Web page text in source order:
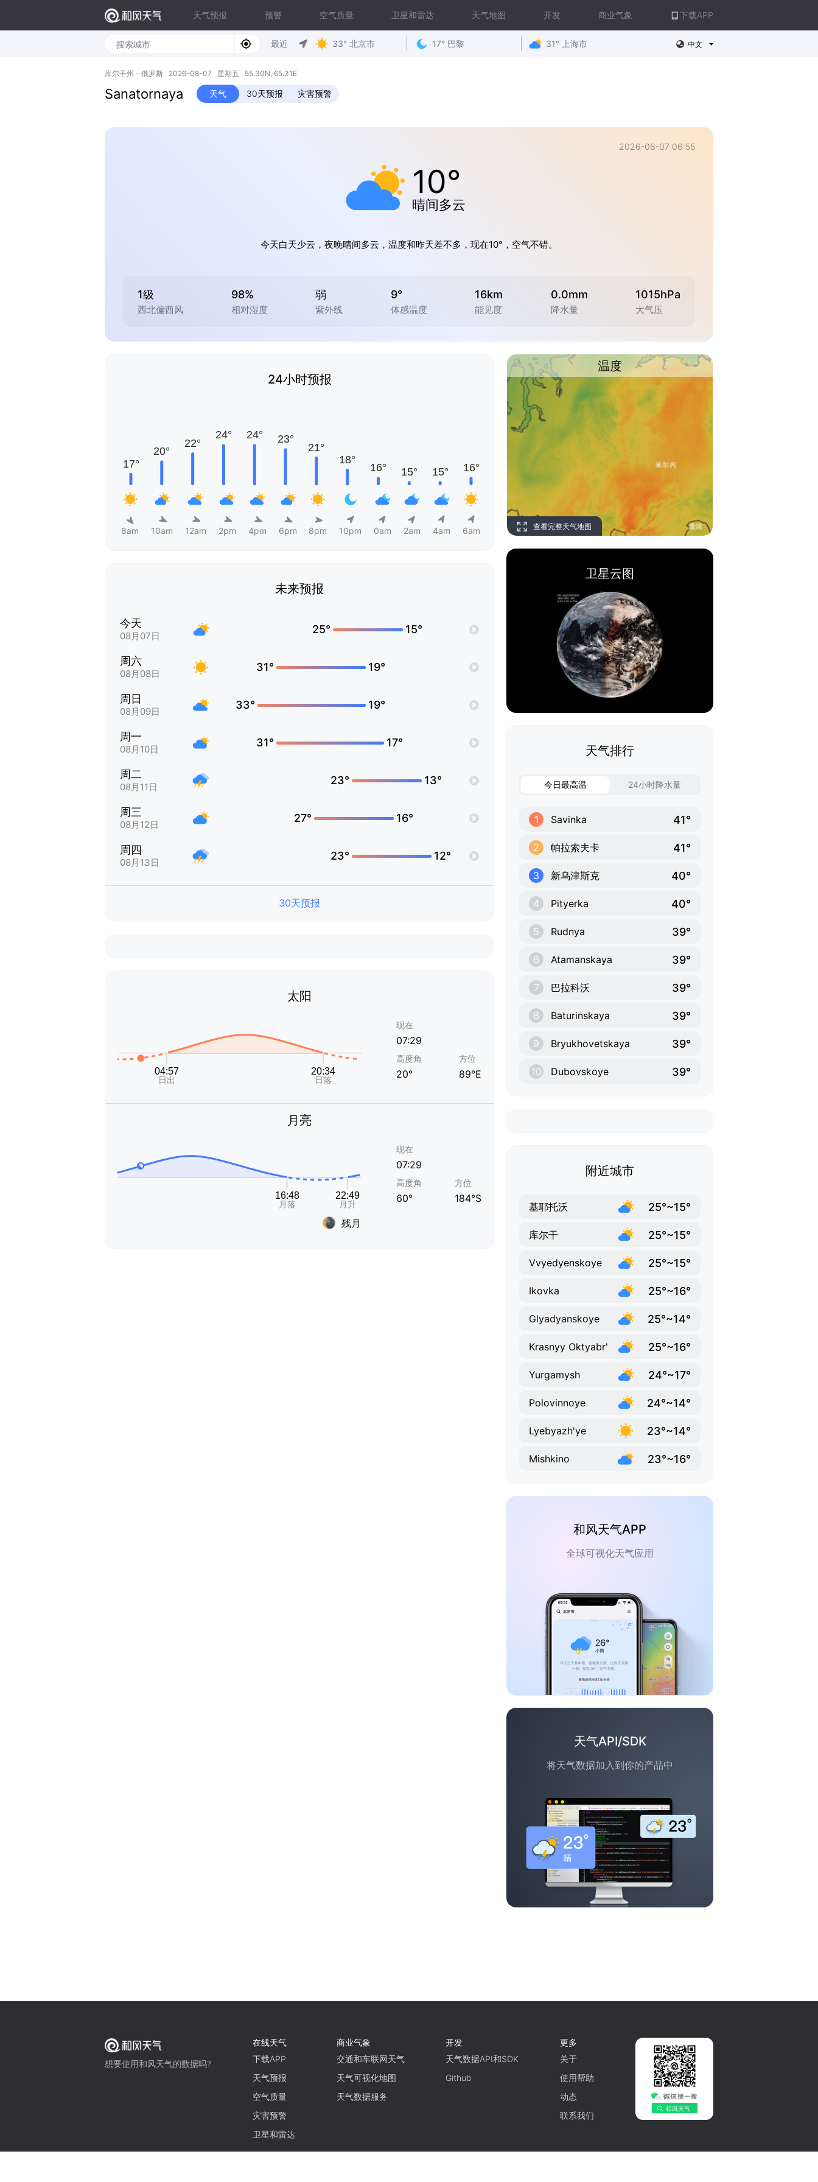
天气预报 预警 空气质量 卫星和雷达 天气地图 开发 商业气象 下载APP
最近 33° 北京市 17° 巴黎 31° 上海市 中文
库尔干州 - 俄罗斯 2026-08-07 星期五 55.30N, 65.31E
Sanatornaya 天气 30天预报 灾害预警
2026-08-07 06:55
10°
晴间多云
今天白天少云，夜晚晴间多云，温度和昨天差不多，现在10°，空气不错。
1级
西北偏西风
98%
相对湿度
弱
紫外线
9°
体感温度
16km
能见度
0.0mm
降水量
1015hPa
大气压
24小时预报
8am 10am 12am 2pm 4pm 6pm 8pm 10pm 0am 2am 4am 6am
未来预报
今天
08月07日
25° 15°
周六
08月08日
31° 19°
周日
08月09日
33° 19°
周一
08月10日
31° 17°
周二
08月11日
23° 13°
周三
08月12日
27° 16°
周四
08月13日
23° 12°
30天预报
太阳
现在
07:29
高度角
20°
方位
89°E
月亮
残月
现在
07:29
高度角
60°
方位
184°S
温度
查看完整天气地图
卫星云图
天气排行
今日最高温 24小时降水量
1 Savinka 41°
2 帕拉索夫卡 41°
3 新乌津斯克 40°
4 Pityerka 40°
5 Rudnya 39°
6 Atamanskaya 39°
7 巴拉科沃 39°
8 Baturinskaya 39°
9 Bryukhovetskaya 39°
10 Dubovskoye 39°
附近城市
基耶托沃 25°~15°
库尔干 25°~15°
Vvyedyenskoye 25°~15°
Ikovka 25°~16°
Glyadyanskoye 25°~14°
Krasnyy Oktyabr' 25°~16°
Yurgamysh 24°~17°
Polovinnoye 24°~14°
Lyebyazh'ye 23°~14°
Mishkino 23°~16°
和风天气APP
全球可视化天气应用
天气API/SDK
将天气数据加入到你的产品中
想要使用和风天气的数据吗?
在线天气
下载APP
天气预报
空气质量
灾害预警
卫星和雷达
商业气象
交通和车联网天气
天气可视化地图
天气数据服务
开发
天气数据API和SDK
Github
更多
关于
使用帮助
动态
联系我们